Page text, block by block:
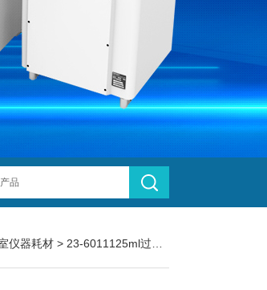
仪器耗材 > 23-6011125ml过滤装置